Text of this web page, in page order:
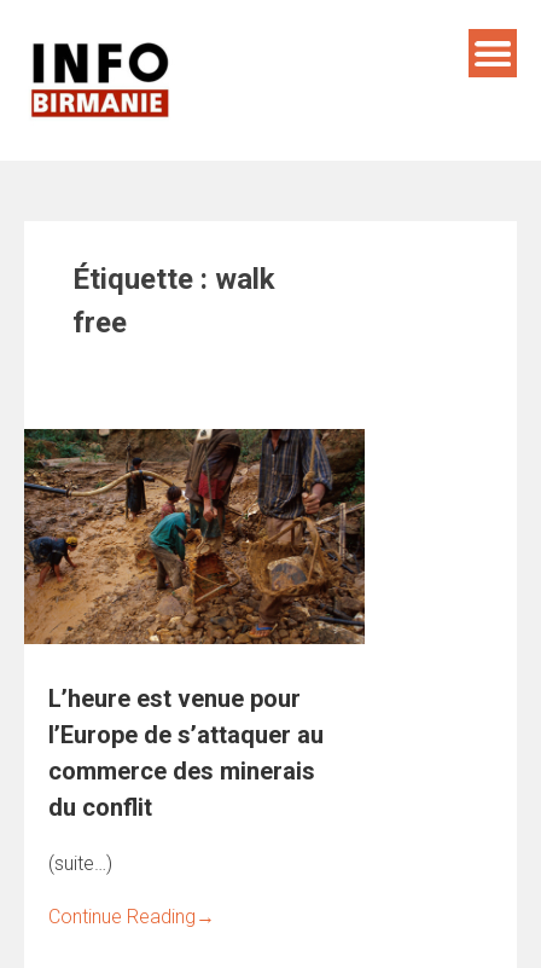
Étiquette : walk
free
L’heure est venue pour
l’Europe de s’attaquer au
commerce des minerais
du conflit
(suite…)
Continue Reading →